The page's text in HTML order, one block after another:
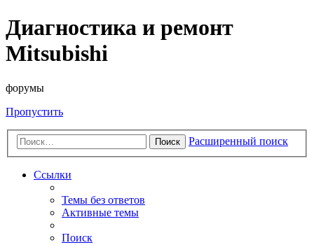
Диагностика и ремонт
Mitsubishi
форумы
Пропустить
Поиск Расширенный поиск
Ссылки
Темы без ответов
Активные темы
Поиск